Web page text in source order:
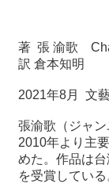
に
つ
て
最
新
情
著 張 渝歌
訳 倉本知明
2021年8月 文
張渝歌（ジャン
2010年より主要
めた。作品は
を受賞してい